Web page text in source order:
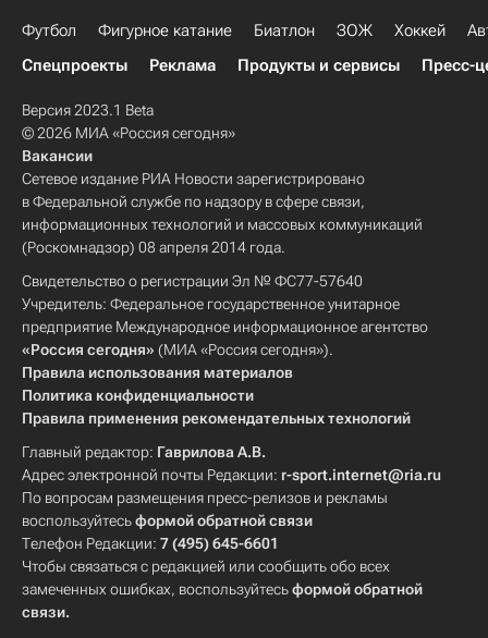
Футбол Фигурное катание Биатлон ЗОЖ Хоккей
Спецпроекты
Реклама Продукты и сервисы Пресс-
Версия 2023.1 Beta
© 2026 МИА «Россия сегодня»
Вакансии
Сетевое издание РИА Новости зарегистрировано
в Федеральной службе по надзору в сфере связи,
информационных технологий и массовых коммуникаций
(Роскомнадзор) 08 апреля 2014 года.
Свидетельство о регистрации Эл № ФС77-57640
Учредитель: Федеральное государственное унитарное
предприятие Международное информационное агентство
«Россия сегодня» (МИА «Россия сегодня»).
Правила использования материалов
Политика конфиденциальности
Правила применения рекомендательных технологий
Главный редактор: Гаврилова А.В.
Адрес электронной почты Редакции: r-sport.internet@ria.ru
По вопросам размещения пресс-релизов и рекламы
воспользуйтесьформой обратной связи
Телефон Редакции: 7 (495) 645-6601
Чтобы связаться с редакцией или сообщить обо всех
замеченных ошибках, воспользуйтесьформой обратной
связи.